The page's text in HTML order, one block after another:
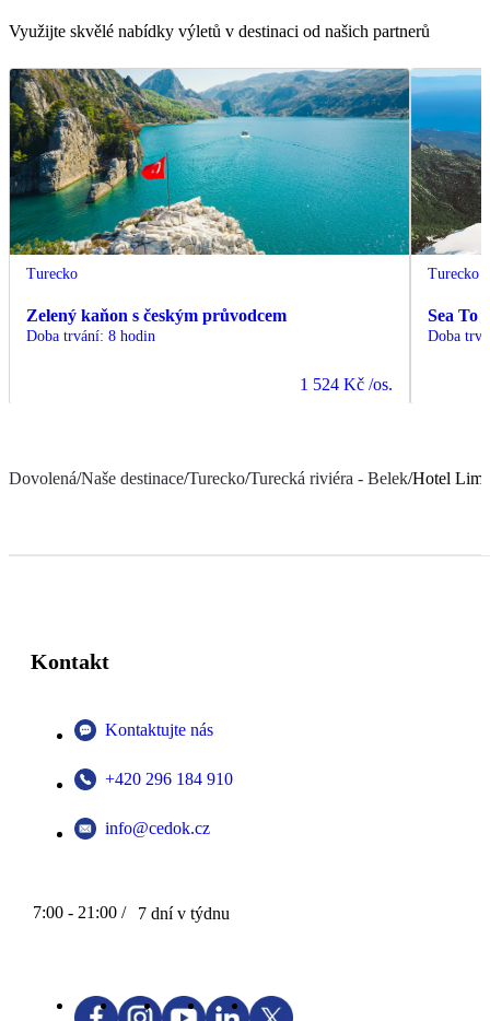
Využijte skvělé nabídky výletů v destinaci od našich partnerů
Turecko
Zelený kaňon s českým průvodcem
Doba trvání: 8 hodin
1 524 Kč /os.
Turecko
Sea To
Doba
Dovolená/Naše destinace/Turecko/Turecká riviéra - Belek/Hotel
Kontakt
Kontaktujte nás
+420 296 184 910
info@cedok.cz
7:00 - 21:00 / 7 dní v týdnu